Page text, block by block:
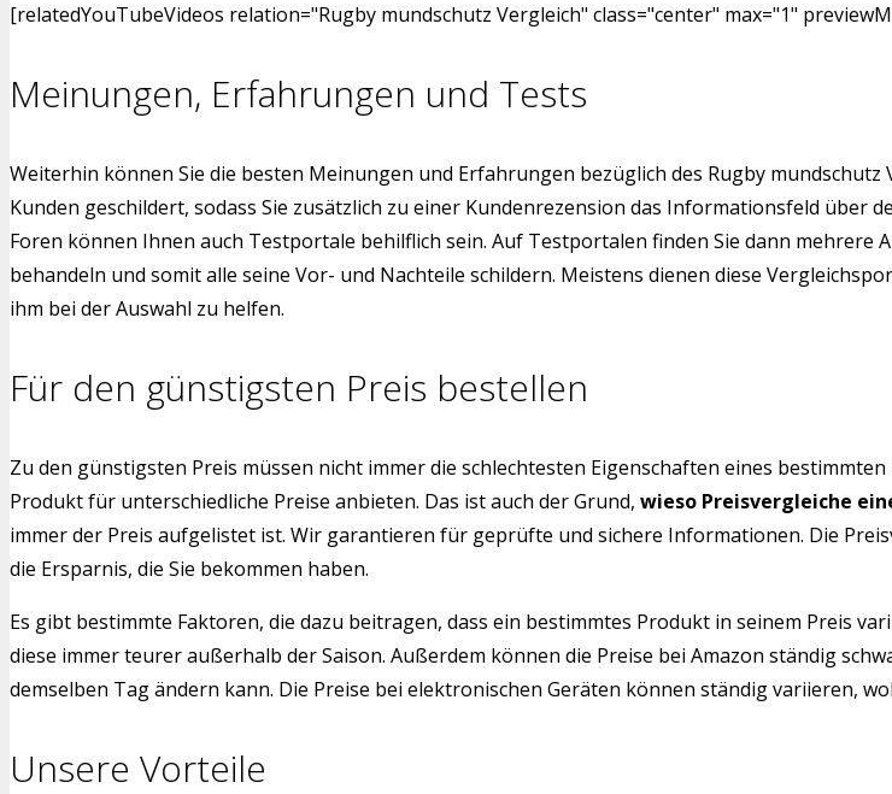
[relatedYouTubeVideos relation="Rugby mundschutz Vergleich" class="center" max="1"
Meinungen, Erfahrungen und Tests
Weiterhin können Sie die besten Meinungen und Erfahrungen bezüglich des Rugby
Kunden geschildert, sodass Sie zusätzlich zu einer Kundenrezension das Informationsfeld über
Foren können Ihnen auch Testportale behilflich sein. Auf Testportalen finden Sie dann mehrere
behandeln und somit alle seine Vor- und Nachteile schildern. Meistens dienen diese
ihm bei der Auswahl zu helfen.
Für den günstigsten Preis bestellen
Zu den günstigsten Preis müssen nicht immer die schlechtesten Eigenschaften eines
Produkt für unterschiedliche Preise anbieten. Das ist auch der Grund, wieso Preisvergleiche
immer der Preis aufgelistet ist. Wir garantieren für geprüfte und sichere Informationen. Die
die Ersparnis, die Sie bekommen haben.
Es gibt bestimmte Faktoren, die dazu beitragen, dass ein bestimmtes Produkt in seinem Preis
diese immer teurer außerhalb der Saison. Außerdem können die Preise bei Amazon ständig
demselben Tag ändern kann. Die Preise bei elektronischen Geräten können ständig variieren,
Unsere Vorteile